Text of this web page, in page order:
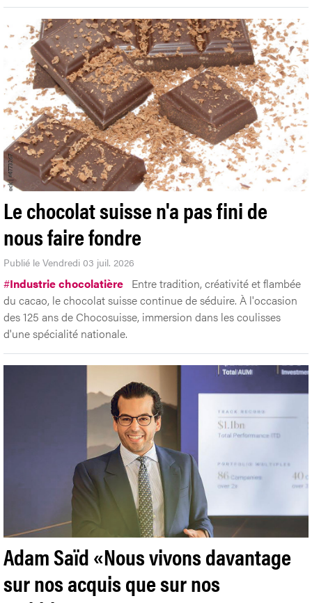
étape: obtenir l’approbation des autorités américaines pour
s’étendre aux Etats-Unis.
Le chocolat suisse n'a pas fini de
nous faire fondre
Publié le Vendredi 03 juil. 2026
#Industrie chocolatière
des 125 ans de Chocosuisse, immersion dans les coulisses
d'une spécialité nationale.